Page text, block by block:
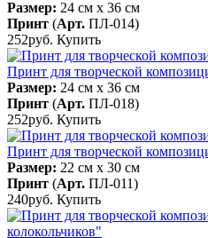
Размер: 24 см x 36 см
Принт (Арт. ПЛ-014)
252руб. Купить
Принт для творческой
Размер: 24 см x 36 см
Принт (Арт. ПЛ-018)
252руб. Купить
Принт для творческой
Размер: 22 см x 30 см
Принт (Арт. ПЛ-011)
240руб. Купить